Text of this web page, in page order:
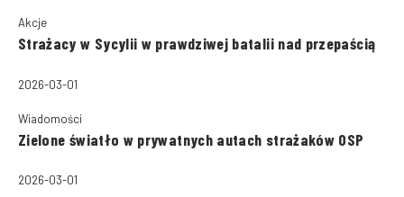
Akcje
Strażacy w Sycylii w prawdziwej batalii nad przepaścią
2026-03-01
Wiadomości
Zielone światło w prywatnych autach strażaków OSP
2026-03-01